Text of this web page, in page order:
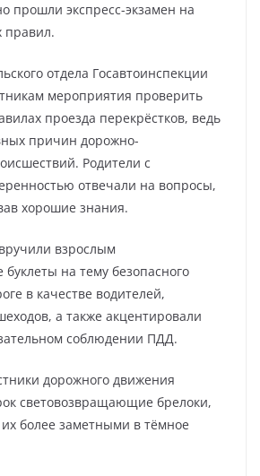
прошли экспресс-экзамен на
правил.
отдела Госавтоинспекции
мероприятия проверить
проезда перекрёстков, ведь
причин дорожно-
Родители с
отвечали на вопросы,
хорошие знания.
взрослым
на тему безопасного
в качестве водителей,
а также акцентировали
соблюдении ПДД.
дорожного движения
световозвращающие брелоки,
более заметными в тёмное